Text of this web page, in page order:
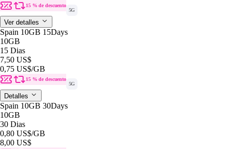
15 % de descuento
5G
Ver detalles
Spain 10GB 15Days
10GB
15 Dias
7,50 US$
0,75 US$/GB
15 % de descuento
5G
Detalles
Spain 10GB 30Days
10GB
30 Dias
0,80 US$/GB
8,00 US$